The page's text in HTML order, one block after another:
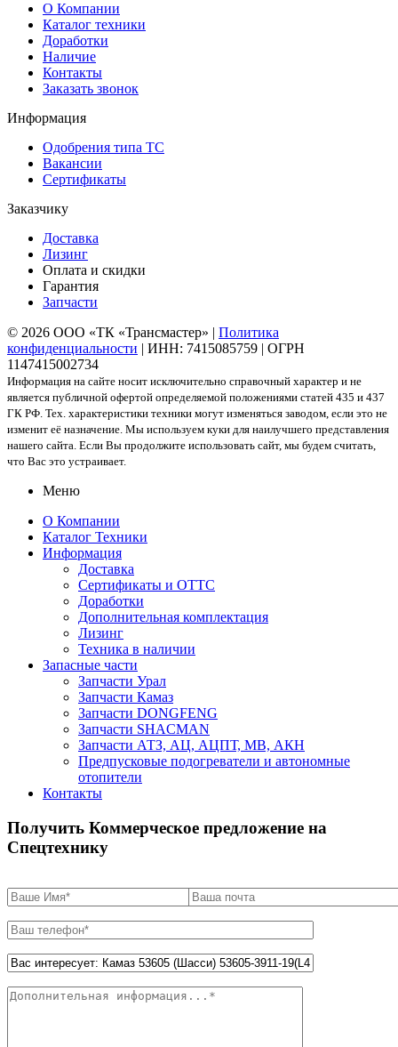
О Компании
Каталог техники
Доработки
Наличие
Контакты
Заказать звонок
Информация
Одобрения типа ТС
Вакансии
Сертификаты
Заказчику
Доставка
Лизинг
Оплата и скидки
Гарантия
Запчасти
© 2026 ООО «ТК «Трансмастер» | Политика
конфиденциальности | ИНН: 7415085759 | ОГРН
1147415002734
Информация на сайте носит исключительно справочный характер и не
является публичной офертой определяемой положениями статей 435 и 437
ГК РФ. Тех. характеристики техники могут изменяться заводом, если это не
изменит её назначение. Мы используем куки для наилучшего представления
нашего сайта. Если Вы продолжите использовать сайт, мы будем считать,
что Вас это устраивает.
Меню
О Компании
Каталог Техники
Информация
Доставка
Сертификаты и ОТТС
Доработки
Дополнительная комплектация
Лизинг
Техника в наличии
Запасные части
Запчасти Урал
Запчасти Камаз
Запчасти DONGFENG
Запчасти SHACMAN
Запчасти АТЗ, АЦ, АЦПТ, МВ, АКН
Предпусковые подогреватели и автономные
отопители
Контакты
Получить Коммерческое предложение на
Спецтехнику